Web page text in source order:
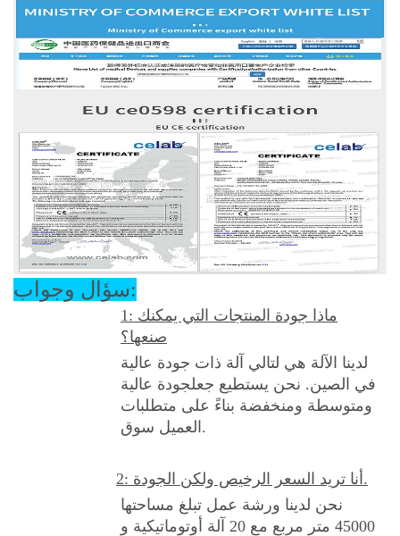
سؤال وجواب:
1: ماذا جودة المنتجات التي يمكنك
صنعها؟
لدينا الآلة هي لتالي آلة ذات جودة عالية
في الصين. نحن يستطيع جعلجودة عالية
ومتوسطة ومنخفضة بناءً على متطلبات
العميل سوق.
2: أنا تريد السعر الرخيص ولكن الجودة.
نحن لدينا ورشة عمل تبلغ مساحتها
45000 متر مربع مع 20 آلة أوتوماتيكية و